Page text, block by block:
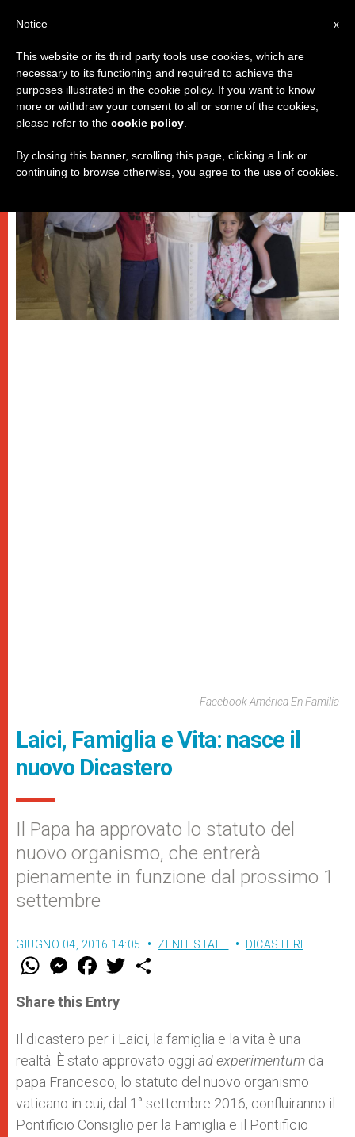
DICASTERI
Facebook América En Familia
Laici, Famiglia e Vita: nasce il
nuovo Dicastero
Il Papa ha approvato lo statuto del
nuovo organismo, che entrerà
pienamente in funzione dal prossimo 1
settembre
GIUGNO 04, 2016 14:05 ZENIT STAFF DICASTERI
W
t
s
p
p
M
e
s
e
g
e
r
F
a
e
b
o
k
w
r
Share this Entry
Il dicastero per i Laici, la famiglia e la vita è una
realtà. È stato approvato oggi ad experimentum da
papa Francesco, lo statuto del nuovo organismo
vaticano in cui, dal 1° settembre 2016, confluiranno il
Pontificio Consiglio per la Famiglia e il Pontificio
x
Notice
This website or its third party tools use cookies, which are
necessary to its functioning and required to achieve the
purposes illustrated in the cookie policy. If you want to know
more or withdraw your consent to all or some of the cookies,
please refer to the cookie policy
By closing this banner, scrolling this page, clicking a link or
continuing to browse otherwise, you agree to the use of cookies.